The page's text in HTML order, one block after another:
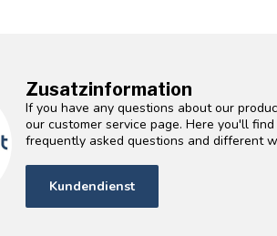
Zusatzinformation
If you have any questions about our
our customer service page. Here you'll
frequently asked questions and different
Kundendienst